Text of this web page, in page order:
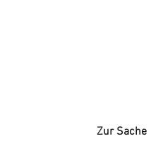
Zur Sache